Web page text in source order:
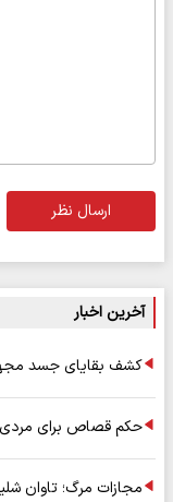
ارسال نظر
آخرین اخبار
کشف بقایای جسد
حکم قصاص برای مردی
مجازات مرگ؛ تاوان